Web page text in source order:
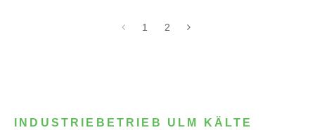
1 2
INDUSTRIEBETRIEB ULM KÄLTE